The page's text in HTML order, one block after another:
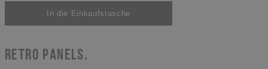
RETRO PANELS.